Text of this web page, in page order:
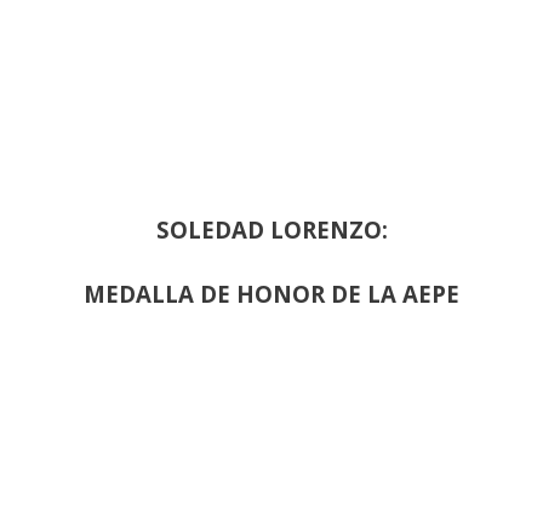
SOLEDAD LORENZO:
MEDALLA DE HONOR DE LA AEPE